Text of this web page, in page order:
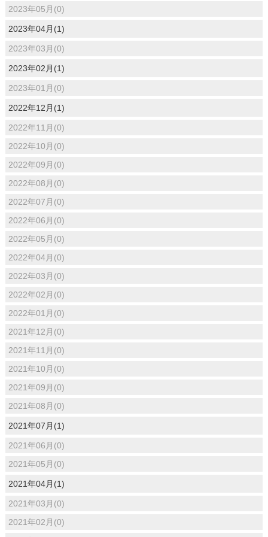
2023年05月(0)
2023年04月(1)
2023年03月(0)
2023年02月(1)
2023年01月(0)
2022年12月(1)
2022年11月(0)
2022年10月(0)
2022年09月(0)
2022年08月(0)
2022年07月(0)
2022年06月(0)
2022年05月(0)
2022年04月(0)
2022年03月(0)
2022年02月(0)
2022年01月(0)
2021年12月(0)
2021年11月(0)
2021年10月(0)
2021年09月(0)
2021年08月(0)
2021年07月(1)
2021年06月(0)
2021年05月(0)
2021年04月(1)
2021年03月(0)
2021年02月(0)